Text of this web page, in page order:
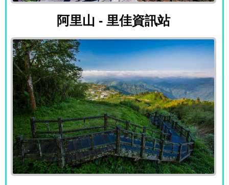
阿里山 - 里佳資訊站
阿里山 - 里佳資訊站
阿里山 - 二延平步道